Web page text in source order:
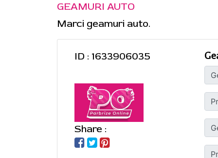
GEAMURI AUTO
Marci geamuri auto.
ID : 1633906035
Share :